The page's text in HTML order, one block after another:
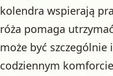
kolendra wspierają
róża pomaga
może być szczególnie
codziennym